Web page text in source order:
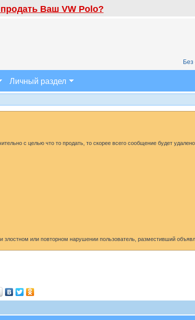
Ваш VW Polo?
Без
Личный раздел
с целью что то продать, то скорее всего сообщение будет
или повторном нарушении пользователь, разместивший